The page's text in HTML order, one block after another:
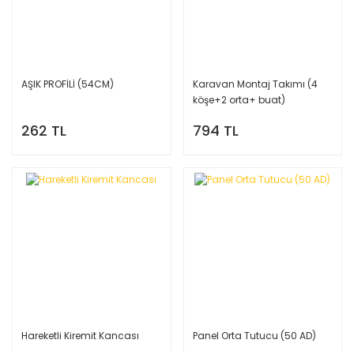
AŞIK PROFİLİ (54CM)
262 TL
Karavan Montaj Takımı (4
köşe+2 orta+ buat)
794 TL
Hareketli Kiremit Kancası Panel Orta Tutucu (50 AD)